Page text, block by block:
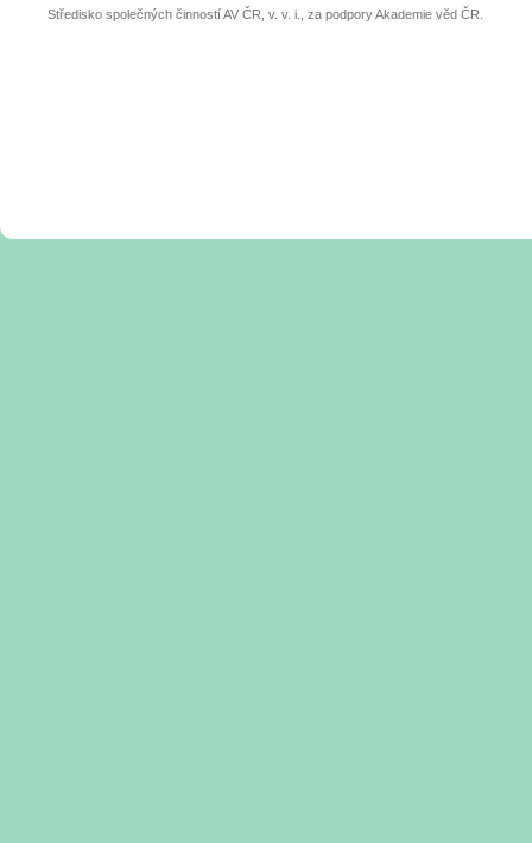
Středisko společných činností AV ČR, v. v. i., za podpory Akademie věd ČR.